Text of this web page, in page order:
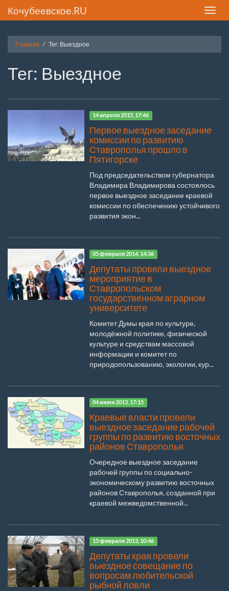
Toggle
Кочубеевское.RU
Главная Тег: Выездное
Тег: Выездное
14 апреля 2015, 17:46
Первое выездное заседание
комиссии по развитию
Ставрополья прошло в
Пятигорске
Под председательством губернатора
Владимира Владимирова состоялось
первое выездное заседание краевой
комиссии по обеспечению устойчивого
развития экон...
05 февраля 2014, 14:36
Депутаты провели выездное
мероприятие в
Ставропольском
государственном аграрном
университете
Комитет Думы края по культуре,
молодёжной политике, физической
культуре и средствам массовой
информации и комитет по
природопользованию, экологии, кур...
04 июня 2013, 17:15
Краевые власти провели
выездное заседание рабочей
группы по развитию восточных
районов Ставрополья
Очередное выездное заседание
рабочей группы по социально-
экономическому развитию восточных
районов Ставрополья, созданной при
краевой межведомственной...
15 февраля 2013, 10:46
Депутаты края провели
выездное совещание по
вопросам любительской
рыбной ловли